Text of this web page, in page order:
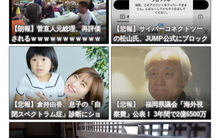
【朗報】菅直人元総理、再評価
されるｗｗｗｗｗｗｗｗｗｗｗ
ｗｗｗｗｗｗｗ
【悲報】サイバーコネクトツー
の松山氏、JUMP公式にブロック
されるｗｗｗｗｗｗｗｗｗｗｗ
【悲報】倉持由香、息子の「自
閉スペクトラム症」診断にショ
ックで涙… 見逃していた乳幼児
期のサインとは？
【悲報】 福岡県議会「海外視
察費」公表！ 3年間で2億6500万
円ｗｗｗｗｗｗｗｗｗ